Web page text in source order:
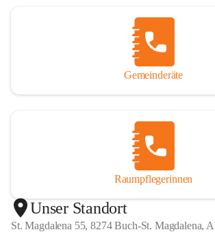
Gemeinderäte
Raumpflegerinnen
Unser Standort
St. Magdalena 55, 8274 Buch-St. Magdalena,